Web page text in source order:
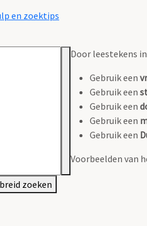
en zoektips
Door leestekens
Gebruik een
Gebruik een
Gebruik een
Gebruik een
Gebruik een
Voorbeelden van
zoeken